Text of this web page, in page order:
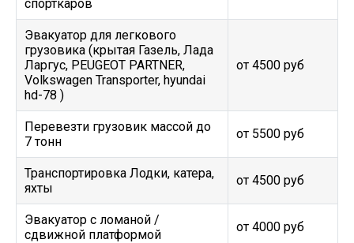
спорткаров
Эвакуатор для легкового
грузовика (крытая Газель, Лада
Ларгус, PEUGEOT PARTNER,
Volkswagen Transporter, hyundai
hd-78 )
от 4500 руб
Перевезти грузовик массой до
7 тонн
от 5500 руб
Транспортировка Лодки, катера,
яхты
от 4500 руб
Эвакуатор c ломаной /
сдвижной платформой
от 4000 руб